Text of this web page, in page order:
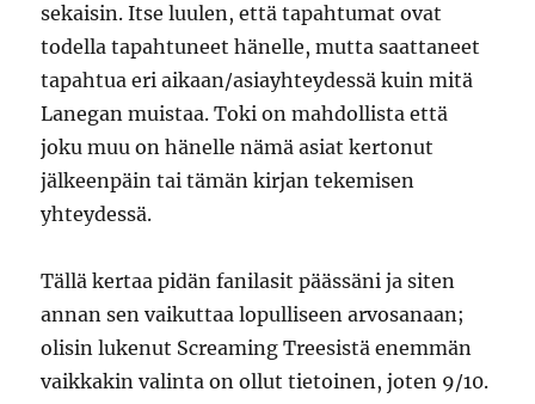
sekaisin. Itse luulen, että tapahtumat ovat
todella tapahtuneet hänelle, mutta saattaneet
tapahtua eri aikaan/asiayhteydessä kuin mitä
Lanegan muistaa. Toki on mahdollista että
joku muu on hänelle nämä asiat kertonut
jälkeenpäin tai tämän kirjan tekemisen
yhteydessä.
Tällä kertaa pidän fanilasit päässäni ja siten
annan sen vaikuttaa lopulliseen arvosanaan;
olisin lukenut Screaming Treesistä enemmän
vaikkakin valinta on ollut tietoinen, joten 9/10.